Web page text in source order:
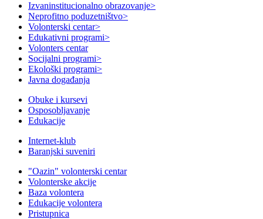
Izvaninstitucionalno obrazovanje>
Neprofitno poduzetništvo>
Volonterski centar>
Edukativni programi>
Volonters centar
Socijalni programi>
Ekološki programi>
Javna događanja
Obuke i kursevi
Osposobljavanje
Edukacije
Internet-klub
Baranjski suveniri
"Oazin" volonterski centar
Volonterske akcije
Baza volontera
Edukacije volontera
Pristupnica